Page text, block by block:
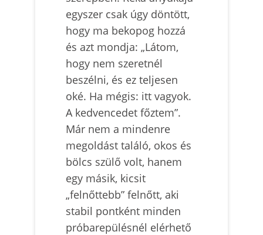
egyszer csak úgy döntött,
hogy ma bekopog hozzá
és azt mondja: „Látom,
hogy nem szeretnél
beszélni, és ez teljesen
oké. Ha mégis: itt vagyok.
A kedvencedet főztem”.
Már nem a mindenre
megoldást találó, okos és
bölcs szülő volt, hanem
egy másik, kicsit
„felnőttebb” felnőtt, aki
stabil pontként minden
próbarepülésnél elérhető